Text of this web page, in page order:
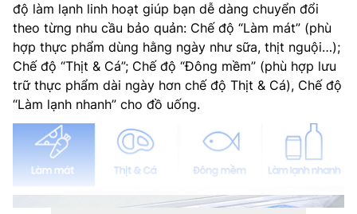
độ làm lạnh linh hoạt giúp bạn dễ dàng chuyển đổi
theo từng nhu cầu bảo quản: Chế độ “Làm mát” (phù
hợp thực phẩm dùng hằng ngày như sữa, thịt nguội…);
Chế độ “Thịt & Cá”; Chế độ “Đông mềm” (phù hợp lưu
trữ thực phẩm dài ngày hơn chế độ Thịt & Cá), Chế độ
“Làm lạnh nhanh” cho đồ uống.